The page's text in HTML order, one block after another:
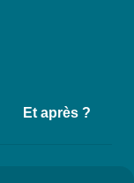
de la
Et après ?